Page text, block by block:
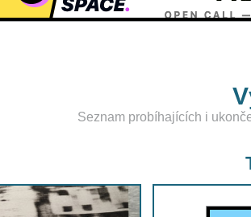
Seznam probíhajících i